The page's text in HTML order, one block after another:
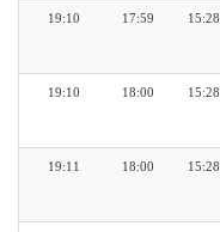
15:28
17:59
19:10
15:28
18:00
19:10
15:28
18:00
19:11